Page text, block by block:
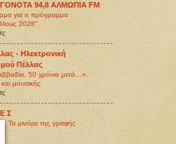
94,8 ΑΛΜΩΠΙΑ FM
για ο πρόγραμμα
2026"
- Ηλεκτρονική
Πέλλας
50 χρόνια μετά…».
μουσικής
Σ
Τα μινόρε της γραφής